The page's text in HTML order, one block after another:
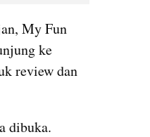
My Fun
ke
review dan
dibuka.